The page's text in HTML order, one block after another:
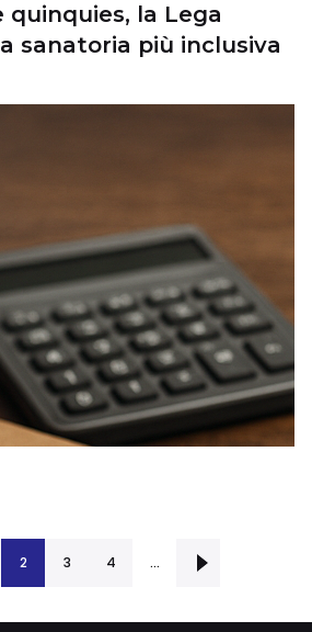
quinquies, la Lega
sanatoria più inclusiva
2 3 4 …
Successiva ›